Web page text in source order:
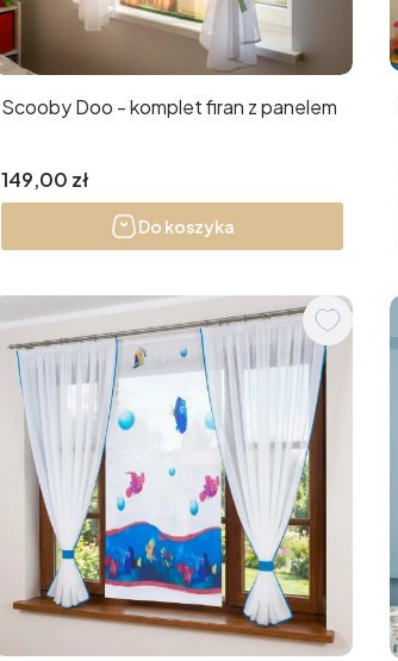
Scooby Doo - komplet firan z panelem
Cena
149,00 zł
Do koszyka